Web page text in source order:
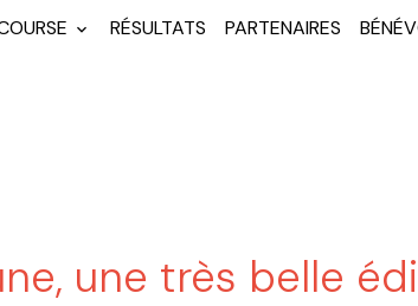
RÉSULTATS PARTENAIRES
une très belle